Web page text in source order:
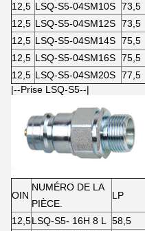
12,5 LSQ-S5-04SM10S 73,5
12,5 LSQ-S5-04SM12S 73,5
12,5 LSQ-S5-04SM14S 75,5
12,5 LSQ-S5-04SM16S 75,5
12,5 LSQ-S5-04SM20S 77,5
|--Prise LSQ-S5--|
OIN
NUMÉRO DE LA
PIÈCE.
LP
12,5LSQ-S5- 16H 8 L 58,5